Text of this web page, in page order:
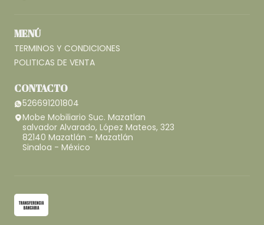
MENÚ
TERMINOS Y CONDICIONES
POLITICAS DE VENTA
CONTACTO
526691201804
Mobe Mobiliario Suc. Mazatlan
salvador Alvarado, López Mateos, 323
82140 Mazatlán - Mazatlán
Sinaloa - México